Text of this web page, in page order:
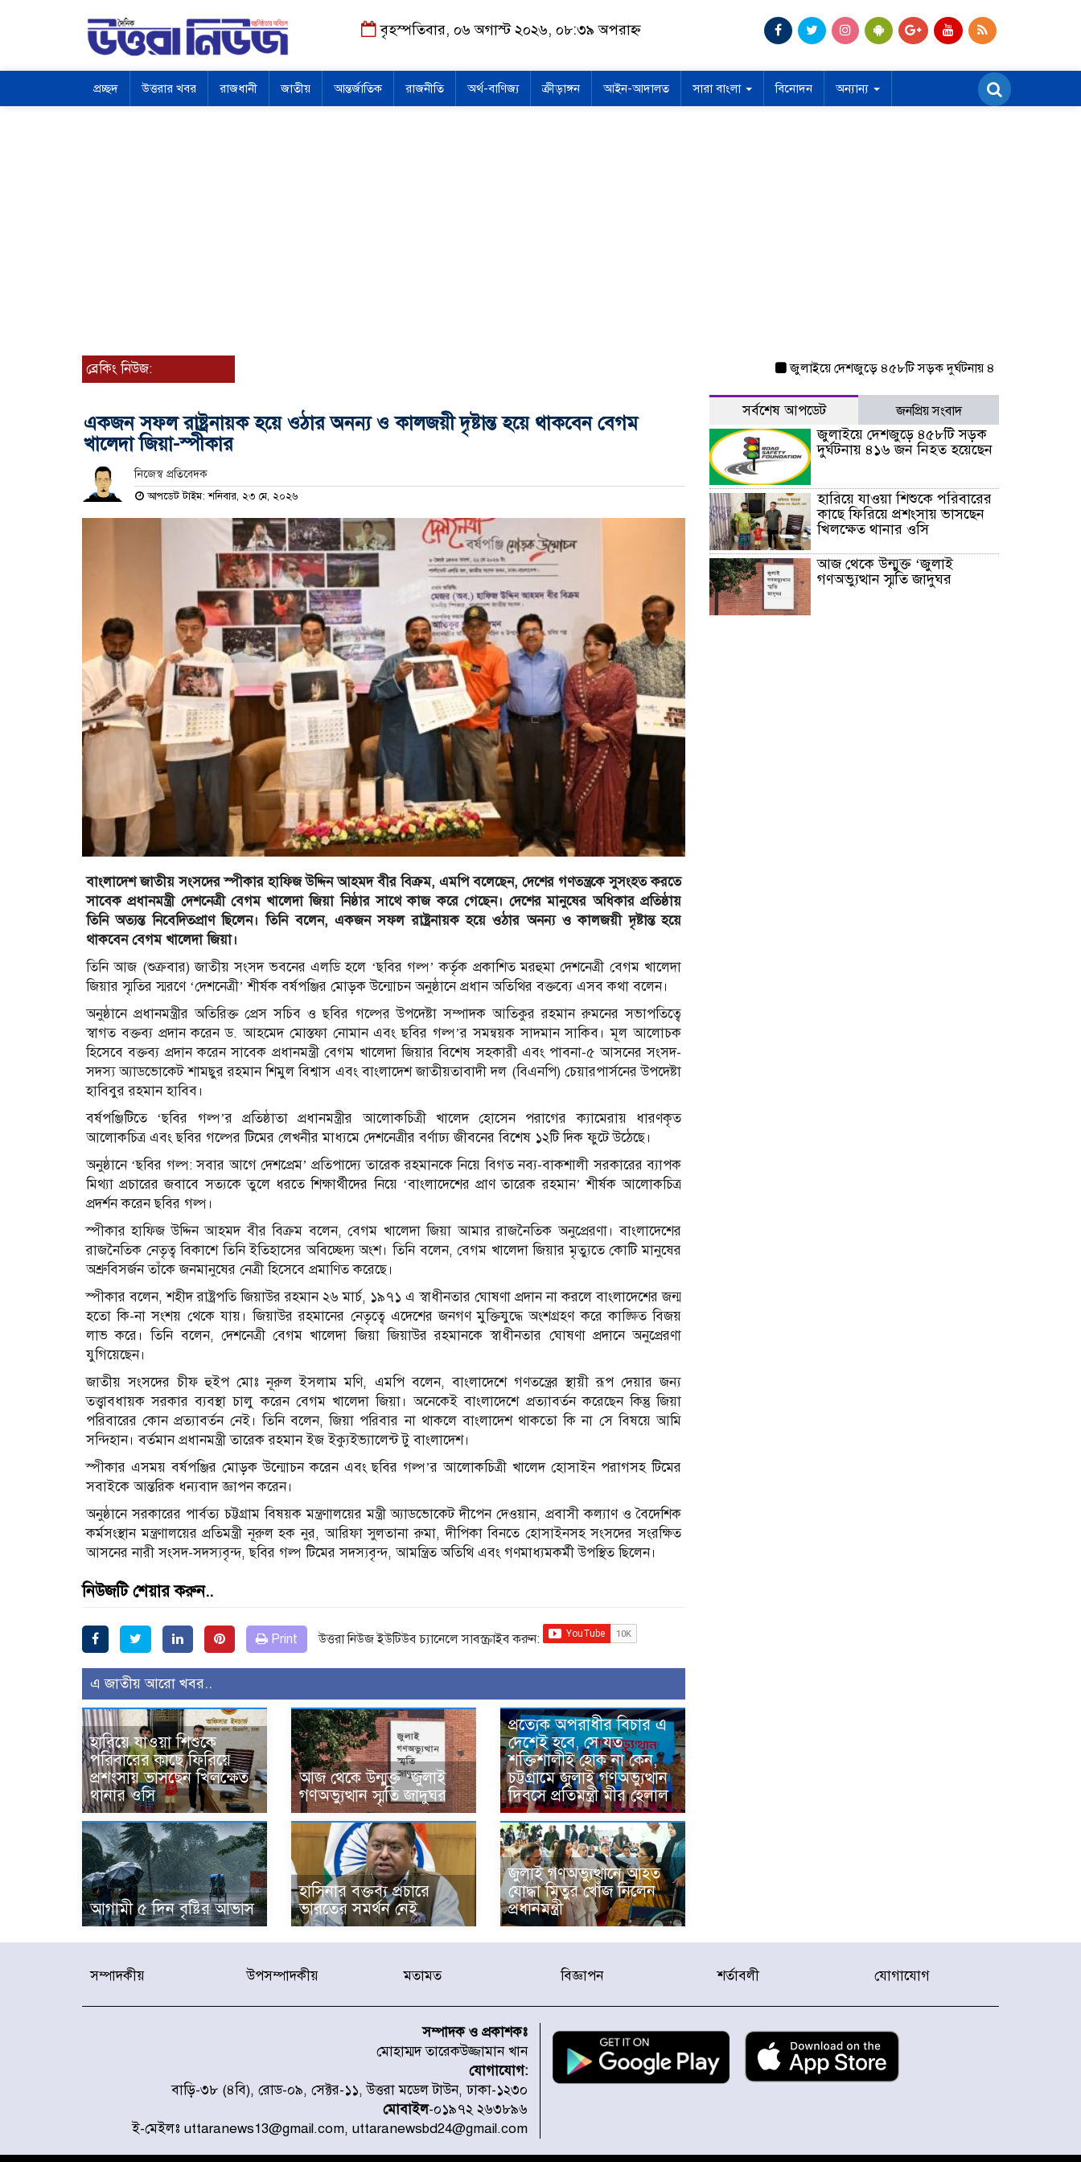
বৃহস্পতিবার, ০৬ অগাস্ট ২০২৬, ০৮:৩৯ অপরাহ্ন
প্রচ্ছদ উত্তরার খবর রাজধানী জাতীয় আন্তর্জাতিক রাজনীতি অর্থ-বাণিজ্য ক্রীড়াঙ্গন আইন-আদালত সারা বাংলা বিনোদন অন্যান্য
ব্রেকিং নিউজ: জুলাইয়ে দেশজুড়ে ৪৫৮টি সড়ক দুর্ঘটনায় ৪১৬ জন নিহত হয়েছেন
একজন সফল রাষ্ট্রনায়ক হয়ে ওঠার অনন্য ও কালজয়ী দৃষ্টান্ত হয়ে থাকবেন বেগম
খালেদা জিয়া-স্পীকার
নিজেস্ব প্রতিবেদক
আপডেট টাইম: শনিবার, ২৩ মে, ২০২৬
বাংলাদেশ জাতীয় সংসদের স্পীকার হাফিজ উদ্দিন আহমদ বীর বিক্রম, এমপি বলেছেন, দেশের গণতন্ত্রকে সুসংহত করতে
সাবেক প্রধানমন্ত্রী দেশনেত্রী বেগম খালেদা জিয়া নিষ্ঠার সাথে কাজ করে গেছেন। দেশের মানুষের অধিকার প্রতিষ্ঠায়
তিনি অত্যন্ত নিবেদিতপ্রাণ ছিলেন। তিনি বলেন, একজন সফল রাষ্ট্রনায়ক হয়ে ওঠার অনন্য ও কালজয়ী দৃষ্টান্ত হয়ে
থাকবেন বেগম খালেদা জিয়া।
তিনি আজ (শুক্রবার) জাতীয় সংসদ ভবনের এলডি হলে ‘ছবির গল্প’ কর্তৃক প্রকাশিত মরহুমা দেশনেত্রী বেগম খালেদা
জিয়ার স্মৃতির স্মরণে ‘দেশনেত্রী’ শীর্ষক বর্ষপঞ্জির মোড়ক উন্মোচন অনুষ্ঠানে প্রধান অতিথির বক্তব্যে এসব কথা বলেন।
অনুষ্ঠানে প্রধানমন্ত্রীর অতিরিক্ত প্রেস সচিব ও ছবির গল্পের উপদেষ্টা সম্পাদক আতিকুর রহমান রুমনের সভাপতিত্বে
স্বাগত বক্তব্য প্রদান করেন ড. আহমেদ মোস্তফা নোমান এবং ছবির গল্প’র সমন্বয়ক সাদমান সাকিব। মূল আলোচক
হিসেবে বক্তব্য প্রদান করেন সাবেক প্রধানমন্ত্রী বেগম খালেদা জিয়ার বিশেষ সহকারী এবং পাবনা-৫ আসনের সংসদ-
সদস্য অ্যাডভোকেট শামছুর রহমান শিমুল বিশ্বাস এবং বাংলাদেশ জাতীয়তাবাদী দল (বিএনপি) চেয়ারপার্সনের উপদেষ্টা
হাবিবুর রহমান হাবিব।
বর্ষপঞ্জিটিতে ‘ছবির গল্প’র প্রতিষ্ঠাতা প্রধানমন্ত্রীর আলোকচিত্রী খালেদ হোসেন পরাগের ক্যামেরায় ধারণকৃত
আলোকচিত্র এবং ছবির গল্পের টিমের লেখনীর মাধ্যমে দেশনেত্রীর বর্ণাঢ্য জীবনের বিশেষ ১২টি দিক ফুটে উঠেছে।
অনুষ্ঠানে ‘ছবির গল্প: সবার আগে দেশপ্রেম’ প্রতিপাদ্যে তারেক রহমানকে নিয়ে বিগত নব্য-বাকশালী সরকারের ব্যাপক
মিথ্যা প্রচারের জবাবে সত্যকে তুলে ধরতে শিক্ষার্থীদের নিয়ে ‘বাংলাদেশের প্রাণ তারেক রহমান’ শীর্ষক আলোকচিত্র
প্রদর্শন করেন ছবির গল্প।
স্পীকার হাফিজ উদ্দিন আহমদ বীর বিক্রম বলেন, বেগম খালেদা জিয়া আমার রাজনৈতিক অনুপ্রেরণা। বাংলাদেশের
রাজনৈতিক নেতৃত্ব বিকাশে তিনি ইতিহাসের অবিচ্ছেদ্য অংশ। তিনি বলেন, বেগম খালেদা জিয়ার মৃত্যুতে কোটি মানুষের
অশ্রুবিসর্জন তাঁকে জনমানুষের নেত্রী হিসেবে প্রমাণিত করেছে।
স্পীকার বলেন, শহীদ রাষ্ট্রপতি জিয়াউর রহমান ২৬ মার্চ, ১৯৭১ এ স্বাধীনতার ঘোষণা প্রদান না করলে বাংলাদেশের জন্ম
হতো কি-না সংশয় থেকে যায়। জিয়াউর রহমানের নেতৃত্বে এদেশের জনগণ মুক্তিযুদ্ধে অংশগ্রহণ করে কাঙ্ক্ষিত বিজয়
লাভ করে। তিনি বলেন, দেশনেত্রী বেগম খালেদা জিয়া জিয়াউর রহমানকে স্বাধীনতার ঘোষণা প্রদানে অনুপ্রেরণা
যুগিয়েছেন।
জাতীয় সংসদের চীফ হুইপ মোঃ নূরুল ইসলাম মণি, এমপি বলেন, বাংলাদেশে গণতন্ত্রের স্থায়ী রূপ দেয়ার জন্য
তত্ত্বাবধায়ক সরকার ব্যবস্থা চালু করেন বেগম খালেদা জিয়া। অনেকেই বাংলাদেশে প্রত্যাবর্তন করেছেন কিন্তু জিয়া
পরিবারের কোন প্রত্যাবর্তন নেই। তিনি বলেন, জিয়া পরিবার না থাকলে বাংলাদেশ থাকতো কি না সে বিষয়ে আমি
সন্দিহান। বর্তমান প্রধানমন্ত্রী তারেক রহমান ইজ ইক্যুইভ্যালেন্ট টু বাংলাদেশ।
স্পীকার এসময় বর্ষপঞ্জির মোড়ক উন্মোচন করেন এবং ছবির গল্প’র আলোকচিত্রী খালেদ হোসাইন পরাগসহ টিমের
সবাইকে আন্তরিক ধন্যবাদ জ্ঞাপন করেন।
অনুষ্ঠানে সরকারের পার্বত্য চট্টগ্রাম বিষয়ক মন্ত্রণালয়ের মন্ত্রী অ্যাডভোকেট দীপেন দেওয়ান, প্রবাসী কল্যাণ ও বৈদেশিক
কর্মসংস্থান মন্ত্রণালয়ের প্রতিমন্ত্রী নূরুল হক নুর, আরিফা সুলতানা রুমা, দীপিকা বিনতে হোসাইনসহ সংসদের সংরক্ষিত
আসনের নারী সংসদ-সদস্যবৃন্দ, ছবির গল্প টিমের সদস্যবৃন্দ, আমন্ত্রিত অতিথি এবং গণমাধ্যমকর্মী উপস্থিত ছিলেন।
নিউজটি শেয়ার করুন..
Print উত্তরা নিউজ ইউটিউব চ্যানেলে সাবস্ক্রাইব করুন:
এ জাতীয় আরো খবর..
হারিয়ে যাওয়া শিশুকে
পরিবারের কাছে ফিরিয়ে
প্রশংসায় ভাসছেন খিলক্ষেত
থানার ওসি
আজ থেকে উন্মুক্ত ‘জুলাই
গণঅভ্যুত্থান স্মৃতি জাদুঘর
প্রত্যেক অপরাধীর বিচার এ
দেশেই হবে, সে যত
শক্তিশালীই হোক না কেন,
চট্টগ্রামে জুলাই গণঅভ্যুত্থান
দিবসে প্রতিমন্ত্রী মীর হেলাল
আগামী ৫ দিন বৃষ্টির আভাস
হাসিনার বক্তব্য প্রচারে
ভারতের সমর্থন নেই
জুলাই গণঅভ্যুত্থানে আহত
যোদ্ধা মিতুর খোঁজ নিলেন
প্রধানমন্ত্রী
সর্বশেষ আপডেট জনপ্রিয় সংবাদ
জুলাইয়ে দেশজুড়ে ৪৫৮টি সড়ক
দুর্ঘটনায় ৪১৬ জন নিহত হয়েছেন
হারিয়ে যাওয়া শিশুকে পরিবারের
কাছে ফিরিয়ে প্রশংসায় ভাসছেন
খিলক্ষেত থানার ওসি
আজ থেকে উন্মুক্ত ‘জুলাই
গণঅভ্যুত্থান স্মৃতি জাদুঘর
সম্পাদকীয় উপসম্পাদকীয় মতামত বিজ্ঞাপন শর্তাবলী যোগাযোগ
সম্পাদক ও প্রকাশকঃ
মোহাম্মদ তারেকউজ্জামান খান
যোগাযোগ:
বাড়ি-৩৮ (৪বি), রোড-০৯, সেক্টর-১১, উত্তরা মডেল টাউন, ঢাকা-১২৩০
মোবাইল-০১৯৭২ ২৬৩৮৯৬
ই-মেইলঃ uttaranews13@gmail.com, uttaranewsbd24@gmail.com